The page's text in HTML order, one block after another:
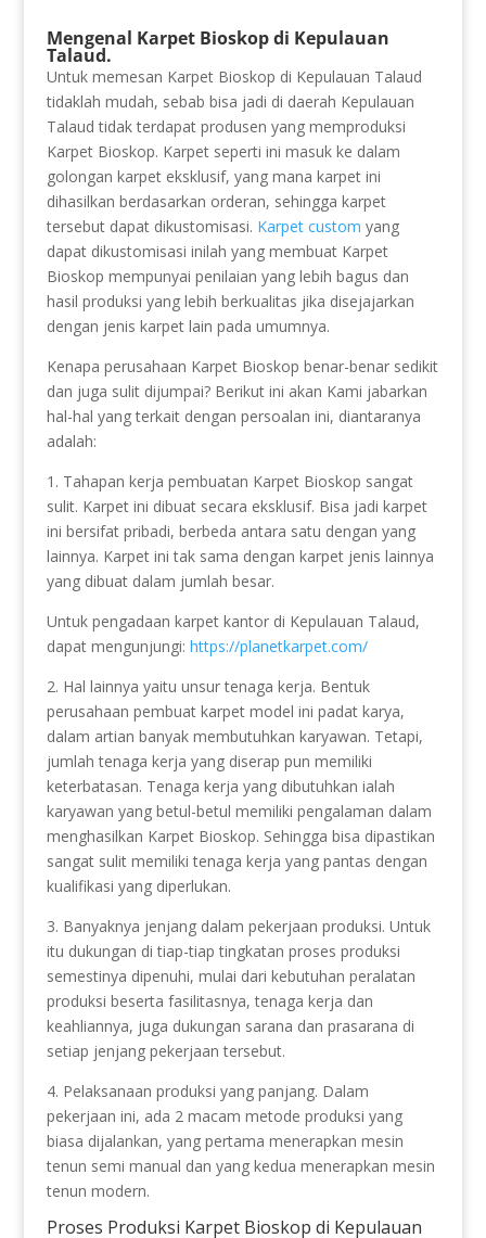
Mengenal Karpet Bioskop di Kepulauan
Talaud.
Untuk memesan Karpet Bioskop di Kepulauan Talaud
tidaklah mudah, sebab bisa jadi di daerah Kepulauan
Talaud tidak terdapat produsen yang memproduksi
Karpet Bioskop. Karpet seperti ini masuk ke dalam
golongan karpet eksklusif, yang mana karpet ini
dihasilkan berdasarkan orderan, sehingga karpet
tersebut dapat dikustomisasi. Karpet custom yang
dapat dikustomisasi inilah yang membuat Karpet
Bioskop mempunyai penilaian yang lebih bagus dan
hasil produksi yang lebih berkualitas jika disejajarkan
dengan jenis karpet lain pada umumnya.
Kenapa perusahaan Karpet Bioskop benar-benar sedikit
dan juga sulit dijumpai? Berikut ini akan Kami jabarkan
hal-hal yang terkait dengan persoalan ini, diantaranya
adalah:
1. Tahapan kerja pembuatan Karpet Bioskop sangat
sulit. Karpet ini dibuat secara eksklusif. Bisa jadi karpet
ini bersifat pribadi, berbeda antara satu dengan yang
lainnya. Karpet ini tak sama dengan karpet jenis lainnya
yang dibuat dalam jumlah besar.
Untuk pengadaan karpet kantor di Kepulauan Talaud,
dapat mengunjungi: https://planetkarpet.com/
2. Hal lainnya yaitu unsur tenaga kerja. Bentuk
perusahaan pembuat karpet model ini padat karya,
dalam artian banyak membutuhkan karyawan. Tetapi,
jumlah tenaga kerja yang diserap pun memiliki
keterbatasan. Tenaga kerja yang dibutuhkan ialah
karyawan yang betul-betul memiliki pengalaman dalam
menghasilkan Karpet Bioskop. Sehingga bisa dipastikan
sangat sulit memiliki tenaga kerja yang pantas dengan
kualifikasi yang diperlukan.
3. Banyaknya jenjang dalam pekerjaan produksi. Untuk
itu dukungan di tiap-tiap tingkatan proses produksi
semestinya dipenuhi, mulai dari kebutuhan peralatan
produksi beserta fasilitasnya, tenaga kerja dan
keahliannya, juga dukungan sarana dan prasarana di
setiap jenjang pekerjaan tersebut.
4. Pelaksanaan produksi yang panjang. Dalam
pekerjaan ini, ada 2 macam metode produksi yang
biasa dijalankan, yang pertama menerapkan mesin
tenun semi manual dan yang kedua menerapkan mesin
tenun modern.
Proses Produksi Karpet Bioskop di Kepulauan